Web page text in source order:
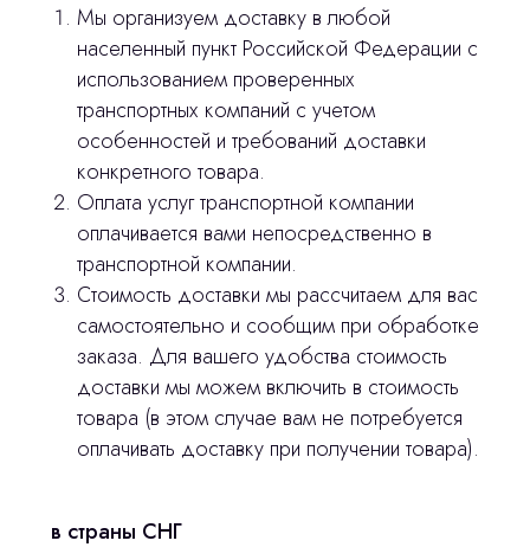
Мы организуем доставку в любой
населенный пункт Российской Федерации с
использованием проверенных
транспортных компаний с учетом
особенностей и требований доставки
конкретного товара.
Оплата услуг транспортной компании
оплачивается вами непосредственно в
транспортной компании.
Стоимость доставки мы рассчитаем для вас
самостоятельно и сообщим при обработке
заказа. Для вашего удобства стоимость
доставки мы можем включить в стоимость
товара (в этом случае вам не потребуется
оплачивать доставку при получении товара).
в страны СНГ
Остались вопросы
оставьте контакты, мы свяжемся и
ответим на все вопросы
© 2024 ЛС Дентал Групп
Продукция
Оплата и доставка